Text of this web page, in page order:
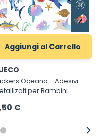
Aggiungi al Carrello
Oceano - Adesivi
per Bambini
€